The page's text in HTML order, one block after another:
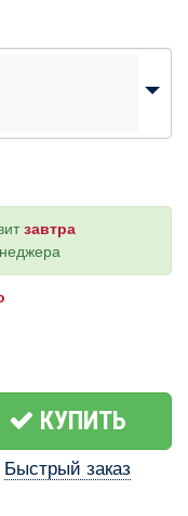
завтра
КУПИТЬ
Быстрый заказ